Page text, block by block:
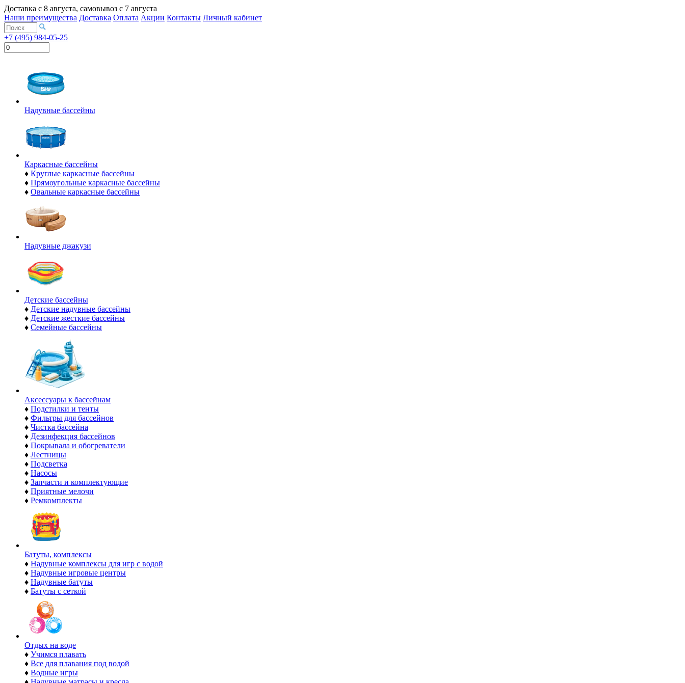
Доставка с 8 августа, самовывоз с 7 августа
Наши преимущества Доставка Оплата Акции Контакты Личный кабинет
+7 (495) 984-05-25
Надувные бассейны
Каркасные бассейны
♦ Круглые каркасные бассейны
♦ Прямоугольные каркасные бассейны
♦ Овальные каркасные бассейны
Надувные джакузи
Детские бассейны
♦ Детские надувные бассейны
♦ Детские жесткие бассейны
♦ Семейные бассейны
Аксессуары к бассейнам
♦ Подстилки и тенты
♦ Фильтры для бассейнов
♦ Чистка бассейна
♦ Дезинфекция бассейнов
♦ Покрывала и обогреватели
♦ Лестницы
♦ Подсветка
♦ Насосы
♦ Запчасти и комплектующие
♦ Приятные мелочи
♦ Ремкомплекты
Батуты, комплексы
♦ Надувные комплексы для игр с водой
♦ Надувные игровые центры
♦ Надувные батуты
♦ Батуты с сеткой
Отдых на воде
♦ Учимся плавать
♦ Все для плавания под водой
♦ Водные игры